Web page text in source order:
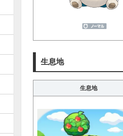
生息地
生息地